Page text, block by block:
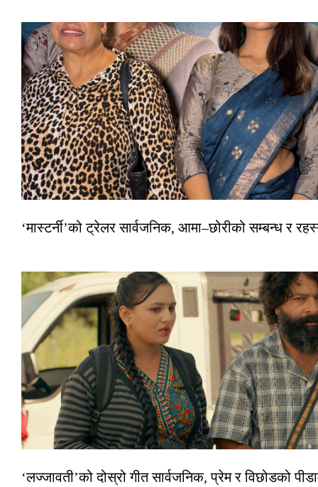
‘मास्टर्नी’को ट्रेलर सार्वजनिक, आमा–छोरीको सम्बन्ध र
‘लज्जावती’को दोस्रो गीत सार्वजनिक, प्रेम र विछोडको